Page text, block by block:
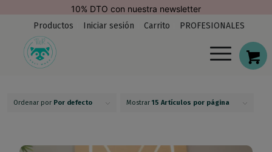
Envío Gratis. España (península)
Productos
Iniciar sesión Carrito PROFESIONALES
Ordenar por Por defecto Mostrar15 Artículos por página
modal-check